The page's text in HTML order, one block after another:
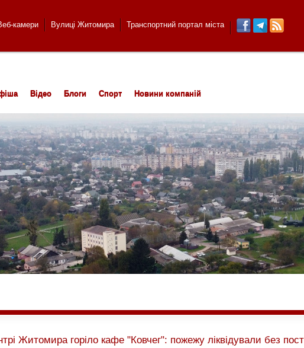
камери Вулиці Житомира Транспортний портал міста
Відео Блоги Спорт Новини компаній
Житомира горіло кафе "Ковчег": пожежу ліквідували без